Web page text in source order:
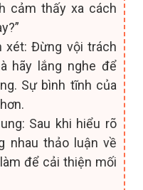
cảm thấy xa cách
xét: Đừng vội trách
hãy lắng nghe để
Sự bình tĩnh của
Sau khi hiểu rõ
nhau thảo luận về
để cải thiện mối